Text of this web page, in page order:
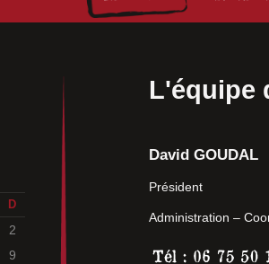
L'équipe
David GOUDAL
Président
Administration –
D
2
9